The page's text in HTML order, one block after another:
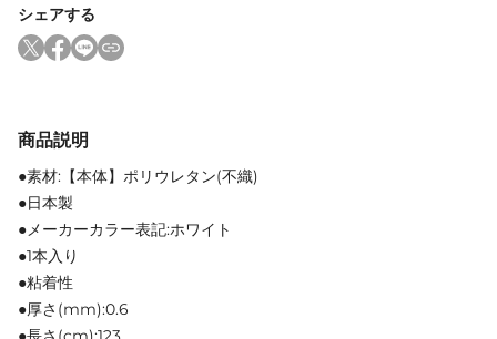
シェアする
商品説明
●素材:【本体】ポリウレタン(不織)
●日本製
●メーカーカラー表記:ホワイト
●1本入り
●粘着性
●厚さ(mm):0.6